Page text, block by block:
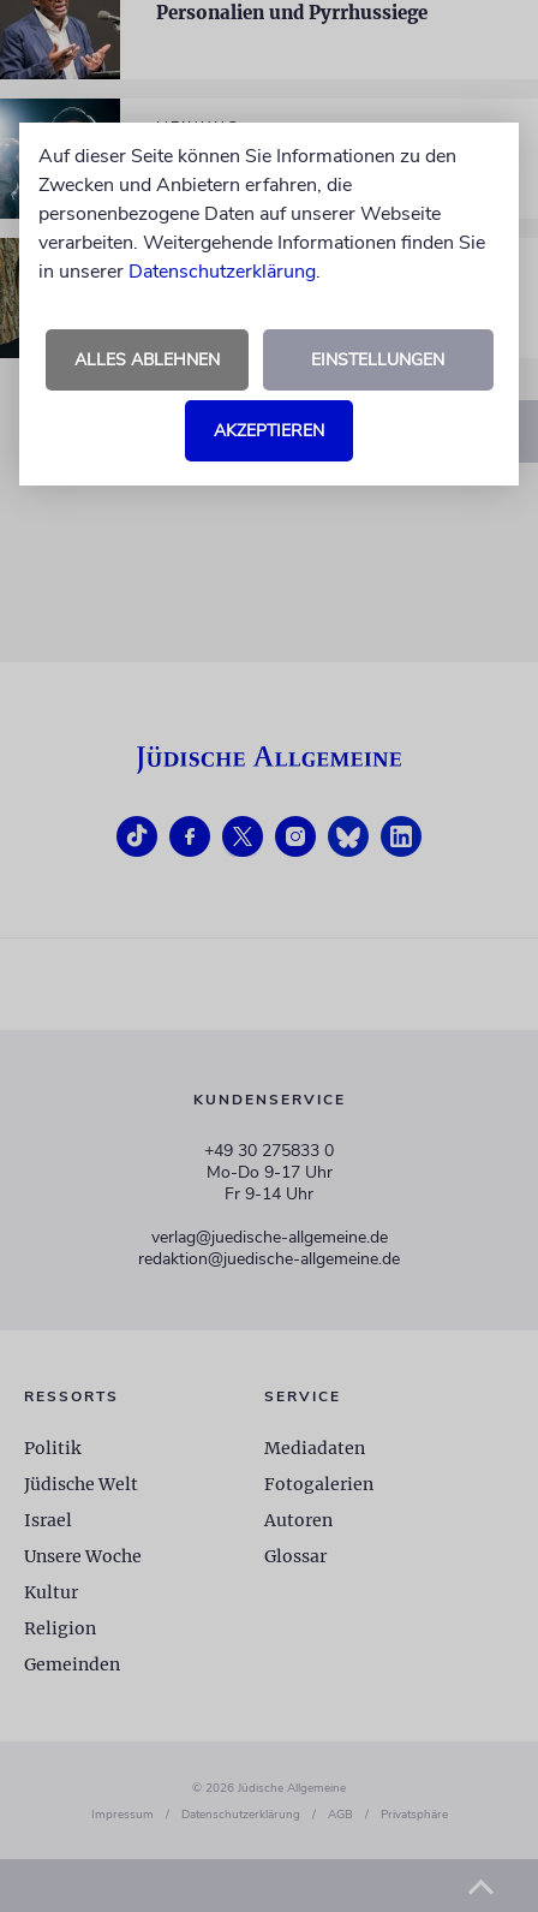
Personalien und Pyrrhussiege
MEINUNG
Xavier Naidoo: Die Dinge beim Namen
nennen
MERON MENDEL
1 2
KUNDENSERVICE
+49 30 275833 0
Mo-Do 9-17 Uhr
Fr 9-14 Uhr
verlag@juedische-allgemeine.de
redaktion@juedische-allgemeine.de
RESSORTS
Politik
Jüdische Welt
Israel
Unsere Woche
Kultur
Religion
Gemeinden
SERVICE
Mediadaten
Fotogalerien
Autoren
Glossar
© 2026 Jüdische Allgemeine
Impressum
/ Datenschutzerklärung / AGB / Privatsphäre
Auf dieser Seite können Sie Informationen zu den
Zwecken und Anbietern erfahren, die
personenbezogene Daten auf unserer Webseite
verarbeiten. Weitergehende Informationen finden Sie
in unserer Datenschutzerklärung.
ALLES ABLEHNEN EINSTELLUNGEN
AKZEPTIEREN